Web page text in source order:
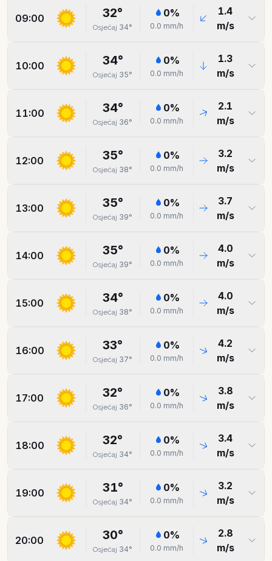
09:00 32°
Osjećaj 34°
0%
0.0 mm/h
1.4
m/s
10:00 34°
Osjećaj 35°
0%
0.0 mm/h
1.3
m/s
11:00 34°
Osjećaj 36°
0%
0.0 mm/h
2.1
m/s
12:00 35°
Osjećaj 38°
0%
0.0 mm/h
3.2
m/s
13:00 35°
Osjećaj 39°
0%
0.0 mm/h
3.7
m/s
14:00 35°
Osjećaj 39°
0%
0.0 mm/h
4.0
m/s
15:00 34°
Osjećaj 38°
0%
0.0 mm/h
4.0
m/s
16:00 33°
Osjećaj 37°
0%
0.0 mm/h
4.2
m/s
17:00 32°
Osjećaj 36°
0%
0.0 mm/h
3.8
m/s
18:00 32°
Osjećaj 34°
0%
0.0 mm/h
3.4
m/s
19:00 31°
Osjećaj 34°
0%
0.0 mm/h
3.2
m/s
20:00 30°
Osjećaj 34°
0%
0.0 mm/h
2.8
m/s